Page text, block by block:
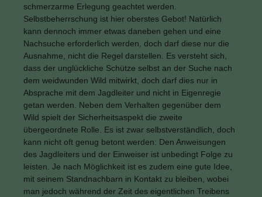
schmerzarme Erlegung geachtet werden.
Selbstbeherrschung ist hier oberstes Gebot! Natürlich
kann dennoch immer etwas daneben gehen und eine
Nachsuche erforderlich werden, doch darf diese nur die
Ausnahme, nicht die Regel darstellen. Es versteht sich,
dass der unglückliche Schütze selbst an der Suche nach
dem weidwunden Wild mitwirkt, doch darf dies nur in
Absprache mit dem Jagdleiter und nicht in Eigenregie
getan werden. Neben dem Verhalten gegenüber dem
Wild spielt der Sicherheitsaspekt die zweite
übergeordnete Rolle. Es ist zwar selbstverständlich, doch
kann nicht oft genug betont werden: Den Anweisungen
des Jagdleiters und der Einweiser ist unbedingt Folge zu
leisten. Je nach Möglichkeit ist es zudem eine gute Idee,
mit seinem Standnachbarn in Kontakt zu bleiben, wobei
man jedoch während der Zeit des eigentlichen Treibens